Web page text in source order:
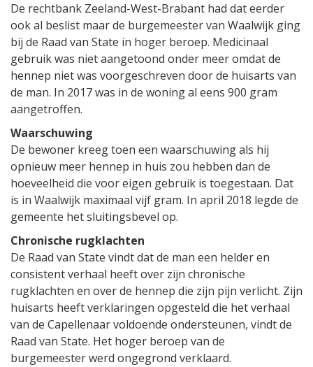
De rechtbank Zeeland-West-Brabant had dat eerder
ook al beslist maar de burgemeester van Waalwijk ging
bij de Raad van State in hoger beroep. Medicinaal
gebruik was niet aangetoond onder meer omdat de
hennep niet was voorgeschreven door de huisarts van
de man. In 2017 was in de woning al eens 900 gram
aangetroffen.
Waarschuwing
De bewoner kreeg toen een waarschuwing als hij
opnieuw meer hennep in huis zou hebben dan de
hoeveelheid die voor eigen gebruik is toegestaan. Dat
is in Waalwijk maximaal vijf gram. In april 2018 legde de
gemeente het sluitingsbevel op.
Chronische rugklachten
De Raad van State vindt dat de man een helder en
consistent verhaal heeft over zijn chronische
rugklachten en over de hennep die zijn pijn verlicht. Zijn
huisarts heeft verklaringen opgesteld die het verhaal
van de Capellenaar voldoende ondersteunen, vindt de
Raad van State. Het hoger beroep van de
burgemeester werd ongegrond verklaard.